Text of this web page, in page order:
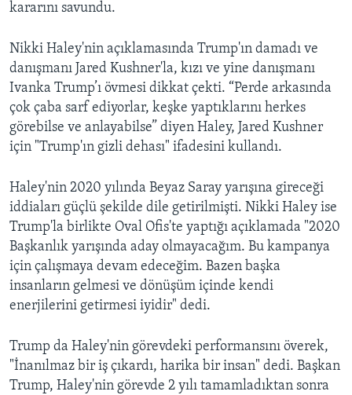
kararını savundu.
Nikki Haley'nin açıklamasında Trump'ın damadı ve
danışmanı Jared Kushner'la, kızı ve yine danışmanı
Ivanka Trump’ı övmesi dikkat çekti. “Perde arkasında
çok çaba sarf ediyorlar, keşke yaptıklarını herkes
görebilse ve anlayabilse” diyen Haley, Jared Kushner
için "Trump'ın gizli dehası" ifadesini kullandı.
Haley'nin 2020 yılında Beyaz Saray yarışına gireceği
iddiaları güçlü şekilde dile getirilmişti. Nikki Haley ise
Trump'la birlikte Oval Ofis'te yaptığı açıklamada "2020
Başkanlık yarışında aday olmayacağım. Bu kampanya
için çalışmaya devam edeceğim. Bazen başka
insanların gelmesi ve dönüşüm içinde kendi
enerjilerini getirmesi iyidir" dedi.
Trump da Haley'nin görevdeki performansını överek,
"İnanılmaz bir iş çıkardı, harika bir insan" dedi. Başkan
Trump, Haley'nin görevde 2 yılı tamamladıktan sonra